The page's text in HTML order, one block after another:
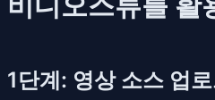
1단계: 영상 소스 업